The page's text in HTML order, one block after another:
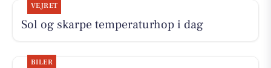
VEJRET
Sol og skarpe temperaturhop i dag
BILER